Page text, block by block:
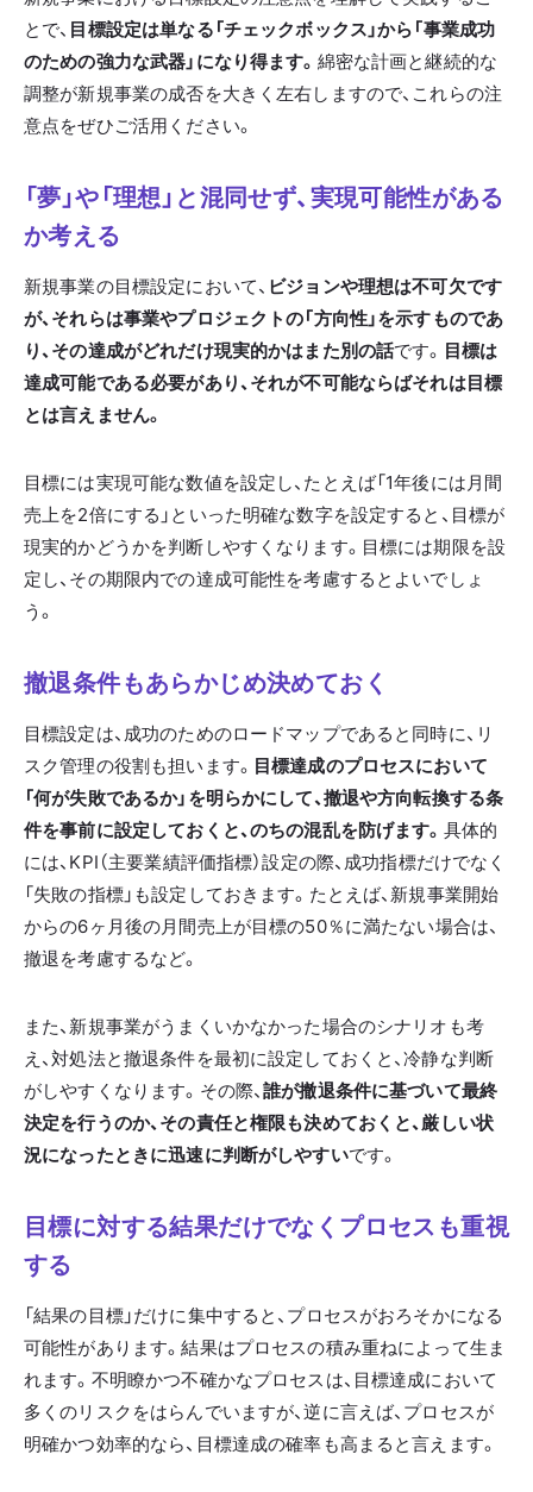
とで、 目標設定は単なる「チェックボックス」から「事業成功
のための強力な武器」になり得ます。 綿密な計画と継続的な
調整が新規事業の成否を大きく左右しますので、これらの注
意点をぜひご活用ください。
「夢」や「理想」と混同せず、実現可能性がある
か考える
新規事業の目標設定において、 ビジョンや理想は不可欠です
が、それらは事業やプロジェクトの「方向性」を示すものであ
り、その達成がどれだけ現実的かはまた別の話です。 目標は
達成可能である必要があり、それが不可能ならばそれは目標
とは言えません。
目標には実現可能な数値を設定し、たとえば「1年後には月間
売上を2倍にする」といった明確な数字を設定すると、目標が
現実的かどうかを判断しやすくなります。目標には期限を設
定し、その期限内での達成可能性を考慮するとよいでしょ
う。
撤退条件もあらかじめ決めておく
目標設定は、成功のためのロードマップであると同時に、リ
スク管理の役割も担います。 目標達成のプロセスにおいて
「何が失敗であるか」を明らかにして、撤退や方向転換する条
件を事前に設定しておくと、のちの混乱を防げます。 具体的
には、KPI（主要業績評価指標）設定の際、成功指標だけでなく
「失敗の指標」も設定しておきます。たとえば、新規事業開始
からの6ヶ月後の月間売上が目標の50％に満たない場合は、
撤退を考慮するなど。
また、新規事業がうまくいかなかった場合のシナリオも考
え、対処法と撤退条件を最初に設定しておくと、冷静な判断
がしやすくなります。その際、誰が撤退条件に基づいて最終
決定を行うのか、その責任と権限も決めておくと、厳しい状
況になったときに迅速に判断がしやすいです。
目標に対する結果だけでなくプロセスも重視
する
「結果の目標」だけに集中すると、プロセスがおろそかになる
可能性があります。結果はプロセスの積み重ねによって生ま
れます。不明瞭かつ不確かなプロセスは、目標達成において
多くのリスクをはらんでいますが、逆に言えば、プロセスが
明確かつ効率的なら、目標達成の確率も高まると言えます。